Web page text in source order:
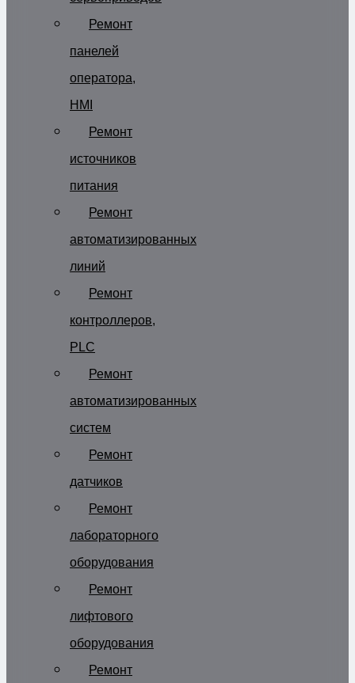
Ремонт
панелей
оператора,
HMI
Ремонт
источников
питания
Ремонт
автоматизированных
линий
Ремонт
контроллеров,
PLC
Ремонт
автоматизированных
систем
Ремонт
датчиков
Ремонт
лабораторного
оборудования
Ремонт
лифтового
оборудования
Ремонт